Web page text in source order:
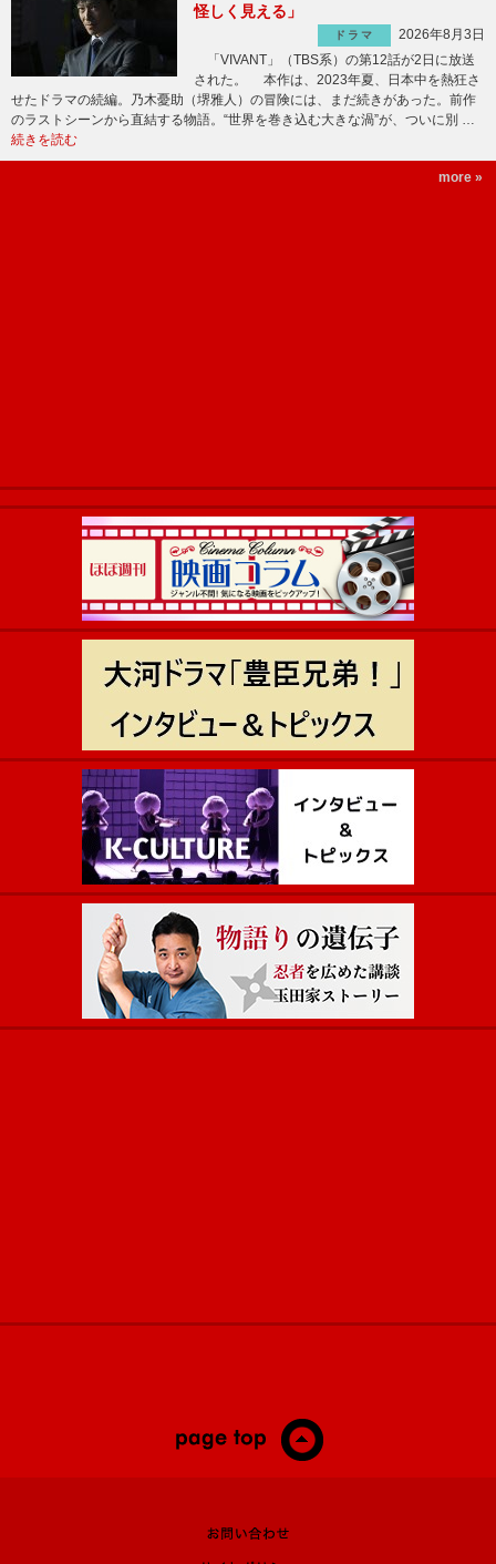
怪しく見える」
ドラマ
2026年8月3日
「VIVANT」（TBS系）の第12話が2日に放送
された。 本作は、2023年夏、日本中を熱狂さ
せたドラマの続編。乃木憂助（堺雅人）の冒険には、まだ続きがあった。前作
のラストシーンから直結する物語。“世界を巻き込む大きな渦”が、ついに別 …
続きを読む
more »